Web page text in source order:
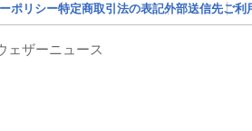
ポリシー特定商取引法の表記外部送信先ご利
ェザーニュース